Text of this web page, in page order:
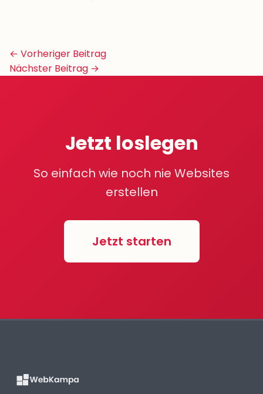
Beitrags-
Navigation
← Vorheriger Beitrag
Nächster Beitrag →
Jetzt loslegen
So einfach wie noch nie Websites
erstellen
Jetzt starten